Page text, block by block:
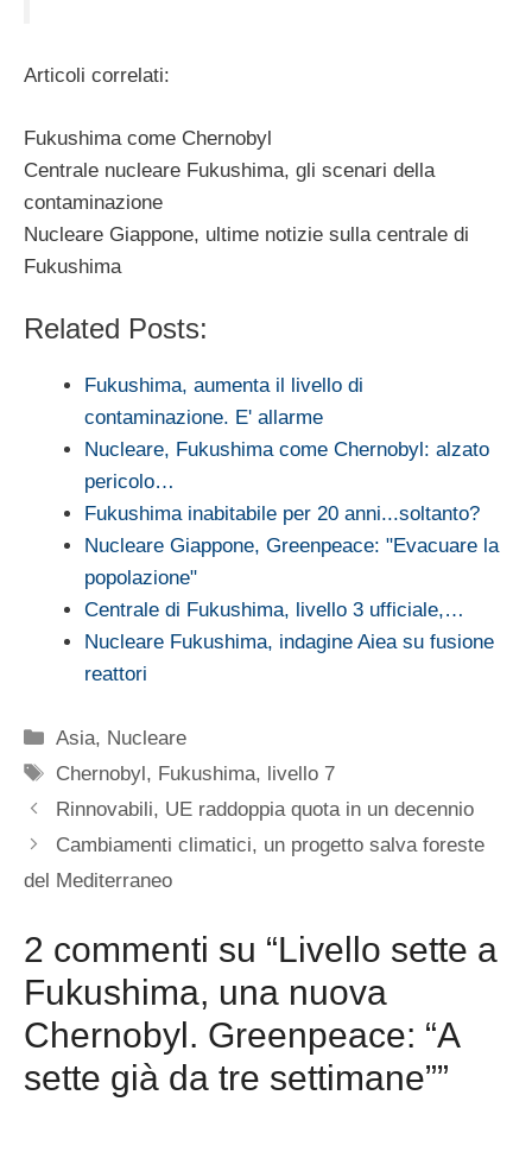
Articoli correlati:
Fukushima come Chernobyl
Centrale nucleare Fukushima, gli scenari della
contaminazione
Nucleare Giappone, ultime notizie sulla centrale di
Fukushima
Related Posts:
Fukushima, aumenta il livello di
contaminazione. E' allarme
Nucleare, Fukushima come Chernobyl: alzato
pericolo…
Fukushima inabitabile per 20 anni...soltanto?
Nucleare Giappone, Greenpeace: "Evacuare la
popolazione"
Centrale di Fukushima, livello 3 ufficiale,…
Nucleare Fukushima, indagine Aiea su fusione
reattori
Categorie
Asia, Nucleare
Tag
Chernobyl, Fukushima, livello 7
Rinnovabili, UE raddoppia quota in un decennio
Cambiamenti climatici, un progetto salva foreste
del Mediterraneo
2 commenti su “Livello sette a
Fukushima, una nuova
Chernobyl. Greenpeace: “A
sette già da tre settimane””